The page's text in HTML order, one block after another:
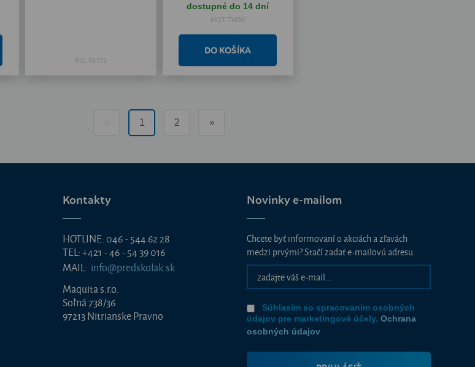
BIG.56721
dostupné do 14 dní
MQT.TW30
1 2 »
Kontakty
HOTLINE: 046 - 544 62 28
TEL: +421 - 46 - 54 39 016
MAIL: info@predskolak.sk
Maquita s.r.o.
Soľná 738/36
97213 Nitrianske Pravno
Novinky e-mailom
Chcete byť informovaní o akciách a zľavách
medzi prvými? Stačí zadať e-mailovú adresu.
Súhlasím so spracovaním osobných
údajov pre marketingové účely. Ochrana
osobných údajov